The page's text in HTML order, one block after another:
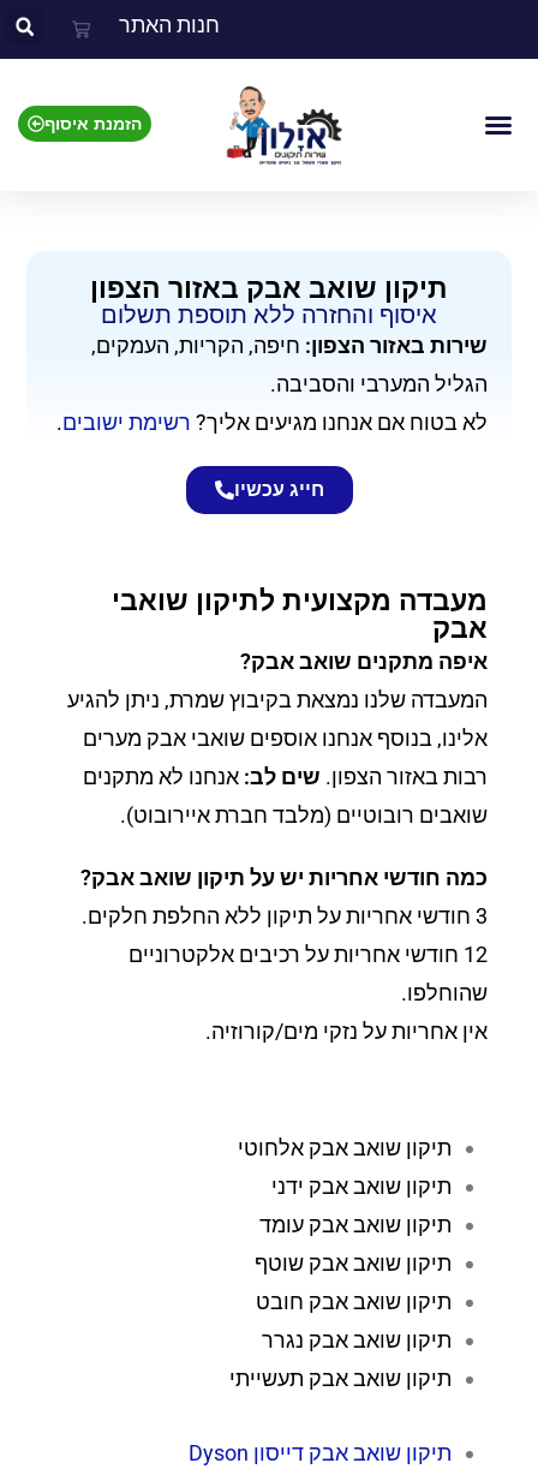
חנות האתר
הזמנת איסוף
תיקון שואב אבק באזור הצפון
איסוף והחזרה ללא תוספת תשלום​
שירות באזור הצפון: חיפה, הקריות, העמקים,
הגליל המערבי והסביבה.
לא בטוח אם אנחנו מגיעים אליך? רשימת ישובים.
חייג עכשיו
מעבדה מקצועית לתיקון שואבי
אבק
איפה מתקנים שואב אבק?
המעבדה שלנו נמצאת בקיבוץ שמרת, ניתן להגיע
אלינו, בנוסף אנחנו אוספים שואבי אבק מערים
רבות באזור הצפון. שים לב: אנחנו לא מתקנים
שואבים רובוטיים (מלבד חברת איירובוט).
כמה חודשי אחריות יש על תיקון שואב אבק?
3 חודשי אחריות על תיקון ללא החלפת חלקים.
12 חודשי אחריות על רכיבים אלקטרוניים
שהוחלפו.
אין אחריות על נזקי מים/קורוזיה.
תיקון שואב אבק אלחוטי
תיקון שואב אבק ידני
תיקון שואב אבק עומד
תיקון שואב אבק שוטף
תיקון שואב אבק חובט
תיקון שואב אבק נגרר
תיקון שואב אבק תעשייתי
תיקון שואב אבק דייסון Dyson